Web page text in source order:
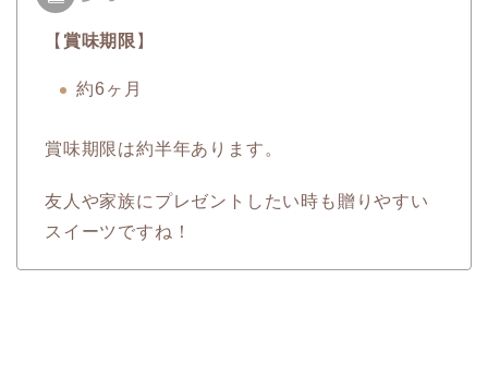
【 賞味期限 】
約6ヶ月
賞味期限は約半年あります。
友人や家族にプレゼントしたい時も贈りやすい
スイーツですね！